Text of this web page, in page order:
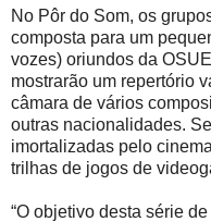
No Pôr do Som, os
composta para um
vozes) oriundos da
mostrarão um repertório
câmara de vários
outras nacionalidades.
imortalizadas pelo
trilhas de jogos de
“O objetivo desta série